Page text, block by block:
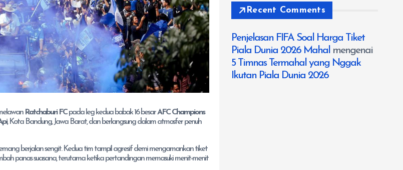
Ratchaburi FCpada leg kedua babak 16 besarAFC Champions
, Kota Bandung, Jawa Barat, dan berlangsung dalam atmosfer penuh
berjalan sengit. Kedua tim tampil agresif demi mengamankan tiket
panas suasana, terutama ketika pertandingan memasuki menit-menit
Recent Comments
Penjelasan FIFA Soal Harga Tiket
Piala Dunia 2026 Mahal mengenai
5 Timnas Termahal yang Nggak
Ikutan Piala Dunia 2026